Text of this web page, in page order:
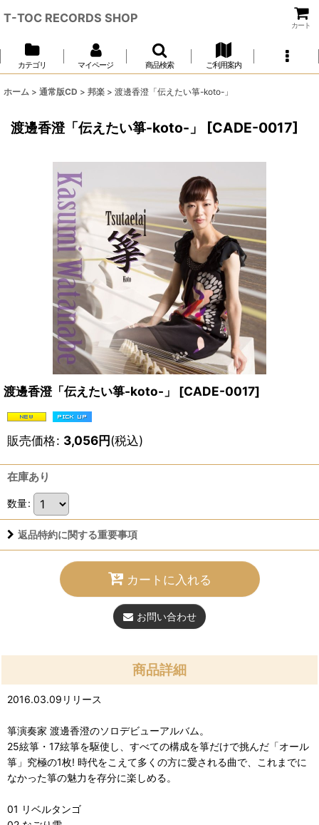
T-TOC RECORDS SHOP
カート
カテゴリ マイページ 商品検索 ご利用案内
ホーム > 通常版CD > 邦楽 > 渡邊香澄「伝えたい箏-koto-」
渡邊香澄「伝えたい箏-koto-」 [CADE-0017]
渡邊香澄「伝えたい箏-koto-」 [CADE-0017]
販売価格: 3,056円(税込)
在庫あり
数量:
返品特約に関する重要事項
カートに入れる
お問い合わせ
商品詳細
2016.03.09リリース
箏演奏家 渡邊香澄のソロデビューアルバム。
25絃箏・17絃箏を駆使し、すべての構成を箏だけで挑んだ「オール
箏」究極の1枚! 時代をこえて多くの方に愛される曲で、これまでに
なかった箏の魅力を存分に楽しめる。
01 リベルタンゴ